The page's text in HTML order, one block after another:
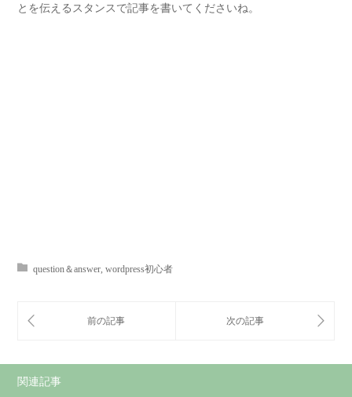
とを伝えるスタンスで記事を書いてくださいね。
question＆answer wordpress初心者
関連記事